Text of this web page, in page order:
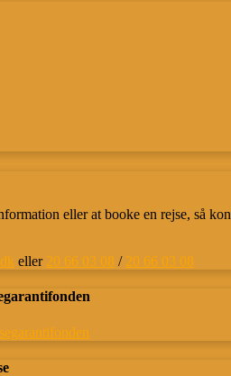
eller at booke en rejse, så
eller 20 66 03 08 / 20 66 03 08